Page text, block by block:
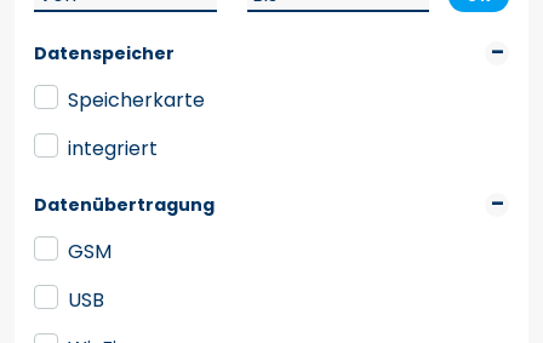
Datenspeicher
Speicherkarte
integriert
Datenübertragung
GSM
USB